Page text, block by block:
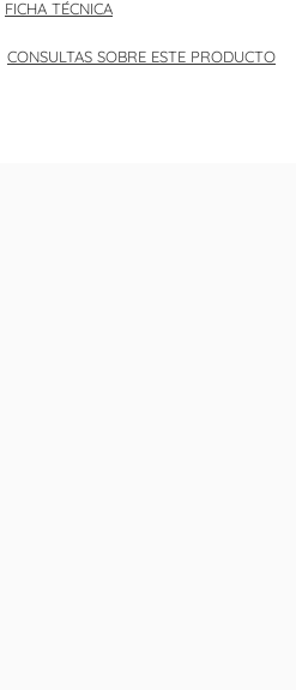
FICHA TÉCNICA
CONSULTAS SOBRE ESTE PRODUCTO